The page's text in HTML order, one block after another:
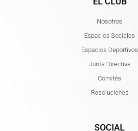
Nosotros
Espacios Sociales
Espacios Deportivos
Junta Directiva
Comités
Resoluciones
SOCIAL